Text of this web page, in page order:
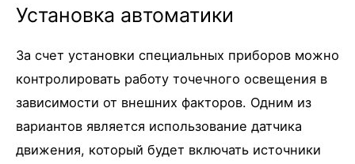
Установка автоматики
За счет установки специальных приборов можно
контролировать работу точечного освещения в
зависимости от внешних факторов. Одним из
вариантов является использование датчика
движения, который будет включать источники